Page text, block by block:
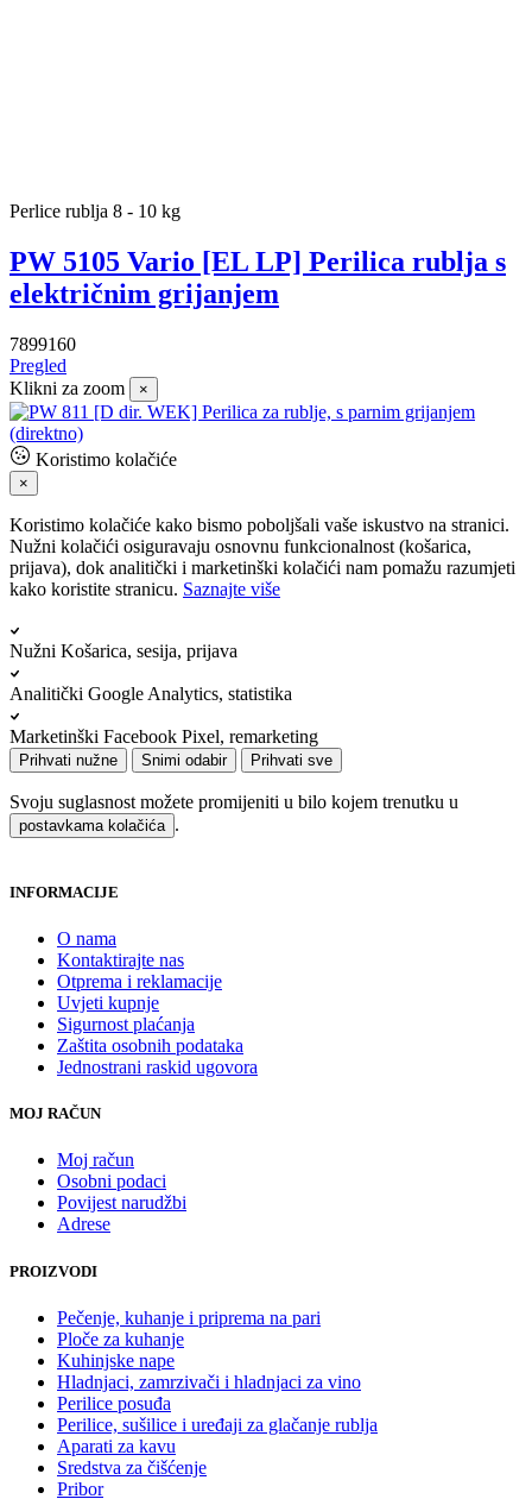
Perlice rublja 8 - 10 kg
PW 5105 Vario [EL LP] Perilica rublja s
električnim grijanjem
7899160
Pregled
Klikni za zoom
×
Koristimo kolačiće
×
Koristimo kolačiće kako bismo poboljšali vaše iskustvo na stranici.
Nužni kolačići osiguravaju osnovnu funkcionalnost (košarica,
prijava), dok analitički i marketinški kolačići nam pomažu razumjeti
kako koristite stranicu. Saznajte više
Nužni Košarica, sesija, prijava
Analitički Google Analytics, statistika
Marketinški Facebook Pixel, remarketing
Prihvati nužne Snimi odabir Prihvati sve
Svoju suglasnost možete promijeniti u bilo kojem trenutku u
postavkama kolačića .
INFORMACIJE
O nama
Kontaktirajte nas
Otprema i reklamacije
Uvjeti kupnje
Sigurnost plaćanja
Zaštita osobnih podataka
Jednostrani raskid ugovora
MOJ RAČUN
Moj račun
Osobni podaci
Povijest narudžbi
Adrese
PROIZVODI
Pečenje, kuhanje i priprema na pari
Ploče za kuhanje
Kuhinjske nape
Hladnjaci, zamrzivači i hladnjaci za vino
Perilice posuđa
Perilice, sušilice i uređaji za glačanje rublja
Aparati za kavu
Sredstva za čišćenje
Pribor